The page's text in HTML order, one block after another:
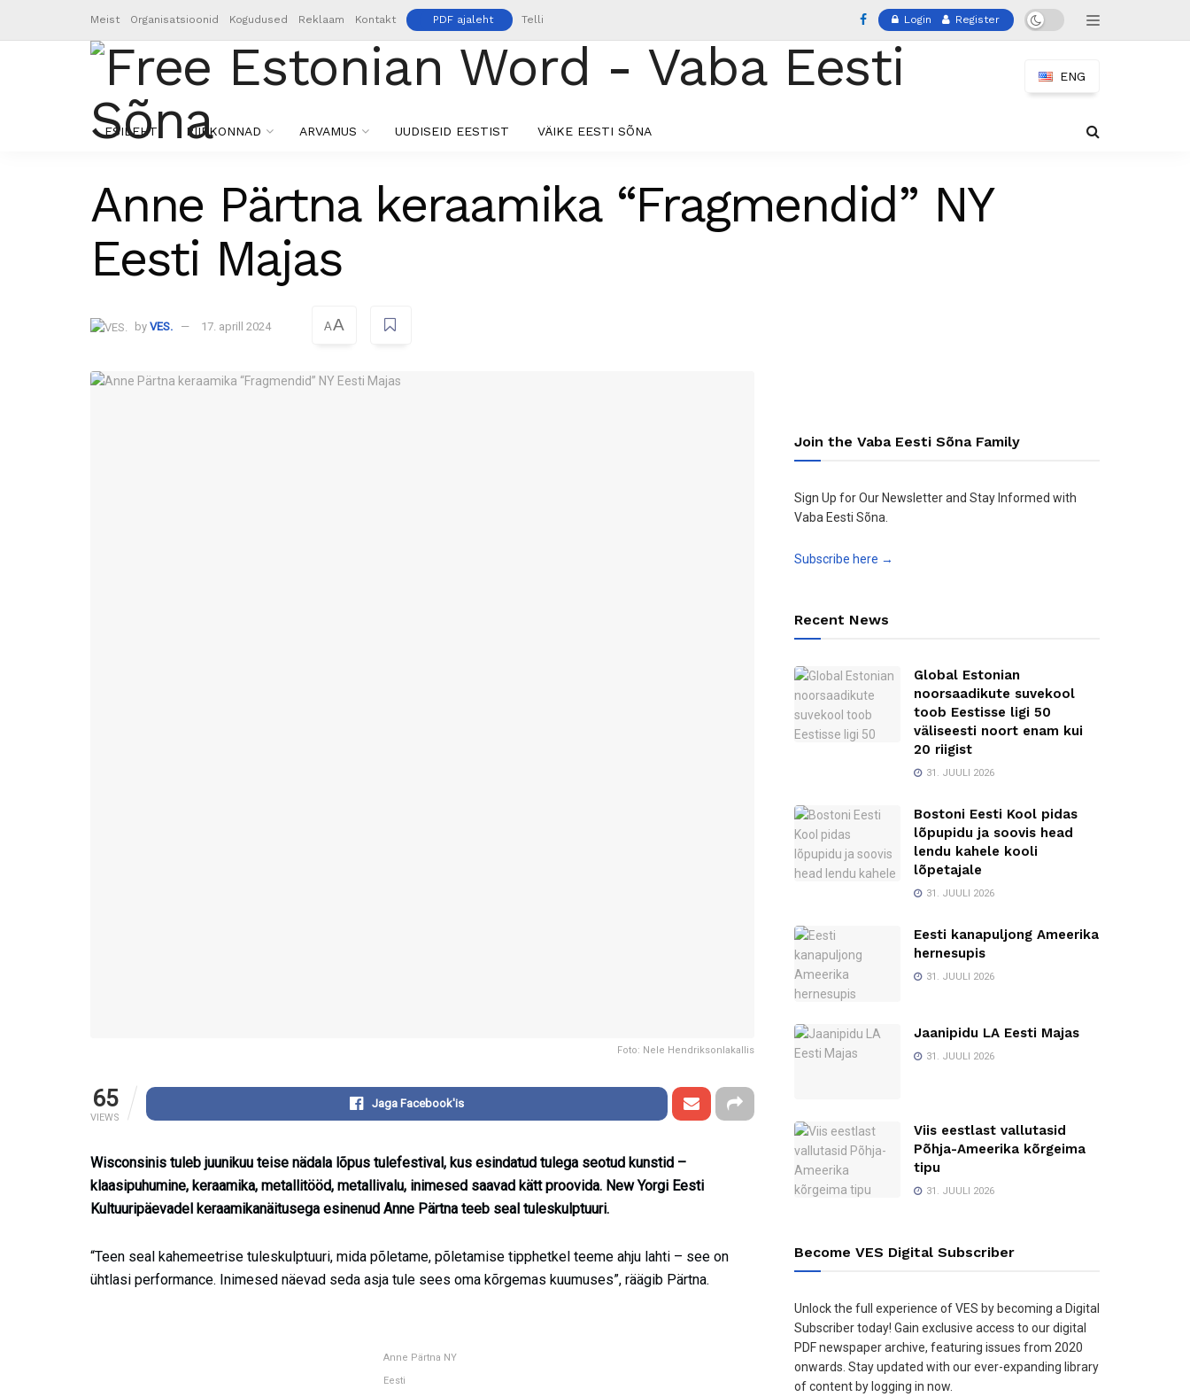
Meist Organisatsioonid Kogudused Reklaam Kontakt PDF ajaleht Telli Login Register
ENG
ESILEHT PIIRKONNAD ARVAMUS UUDISEID EESTIST VÄIKE EESTI SÕNA
Anne Pärtna keraamika “Fragmendid” NY
Eesti Majas
by VES. 17. aprill 2024 AA
Foto: Nele Hendriksonlakallis
65
VIEWS
Jaga Facebook'is
Wisconsinis tuleb juunikuu teise nädala lõpus tulefestival, kus esindatud tulega seotud kunstid –
klaasipuhumine, keraamika, metallitööd, metallivalu, inimesed saavad kätt proovida. New Yorgi Eesti
Kultuuripäevadel keraamikanäitusega esinenud Anne Pärtna teeb seal tuleskulptuuri.
“Teen seal kahemeetrise tuleskulptuuri, mida põletame, põletamise tipphetkel teeme ahju lahti – see on
ühtlasi performance. Inimesed näevad seda asja tule sees oma kõrgemas kuumuses”, räägib Pärtna.
Anne Pärtna NY
Eesti
Join the Vaba Eesti Sõna Family
Sign Up for Our Newsletter and Stay Informed with
Vaba Eesti Sõna.
Subscribe here →
Recent News
Global Estonian
noorsaadikute suvekool
toob Eestisse ligi 50
väliseesti noort enam kui
20 riigist
31. JUULI 2026
Bostoni Eesti Kool pidas
lõpupidu ja soovis head
lendu kahele kooli
lõpetajale
31. JUULI 2026
Eesti kanapuljong Ameerika
hernesupis
31. JUULI 2026
Jaanipidu LA Eesti Majas
31. JUULI 2026
Viis eestlast vallutasid
Põhja-Ameerika kõrgeima
tipu
31. JUULI 2026
Become VES Digital Subscriber
Unlock the full experience of VES by becoming a Digital
Subscriber today! Gain exclusive access to our digital
PDF newspaper archive, featuring issues from 2020
onwards. Stay updated with our ever-expanding library
of content by logging in now.